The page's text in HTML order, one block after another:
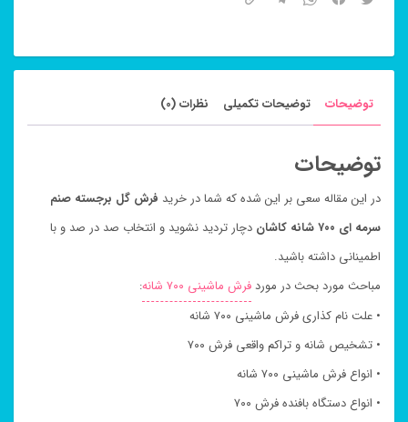
توضیحات توضیحات تکمیلی نظرات (0)
توضیحات
در این مقاله سعی بر این شده که شما در خرید فرش گل برجسته صنم
سرمه ای ۷۰۰ شانه کاشان
دچار تردید نشوید و انتخاب صد در صد و با
اطمینانی داشته باشید.
مباحث مورد بحث در موردفرش ماشینی ۷۰۰ شانه
:
• علت نام کذاری فرش ماشینی ۷۰۰ شانه
• تشخیص شانه و تراکم واقعی فرش ۷۰۰
• انواع فرش ماشینی ۷۰۰ شانه
• انواع دستگاه بافنده فرش ۷۰۰